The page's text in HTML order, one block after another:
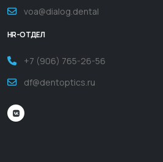
voa@dialog.dental
HR-ОТДЕЛ
+7 (906) 765-26-56
df@dentoptics.ru